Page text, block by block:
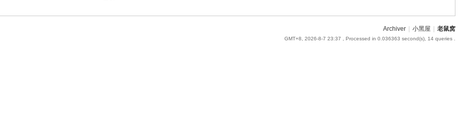
Archiver 小黑屋 老鼠窝
GMT+8, 2026-8-7 23:37 , Processed in 0.036363 second(s), 14 queries .